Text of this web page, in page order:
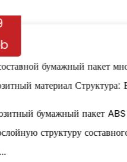
многослойный
Все
ABS принимает
материала,